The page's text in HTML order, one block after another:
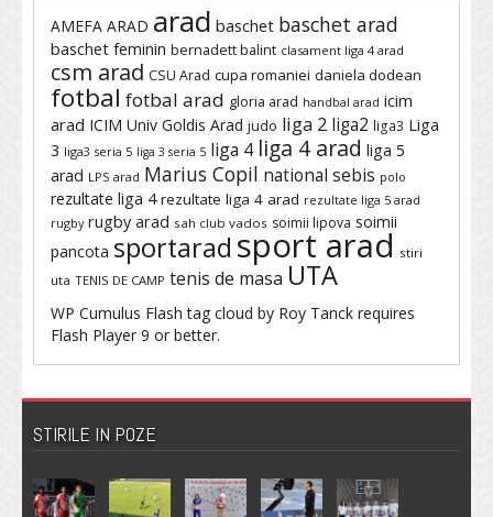
AMEFA ARAD arad baschet baschet arad
baschet feminin bernadett balint clasament liga 4 arad
csm arad CSU Arad cupa romaniei daniela dodean
fotbal fotbal arad gloria arad handbal arad icim
arad ICIM Univ Goldis Arad judo liga 2 liga2 liga3 Liga
3 liga3 seria 5 liga 3 seria 5 liga 4 liga 4 arad liga 5
arad LPS arad Marius Copil national sebis polo
rezultate liga 4 rezultate liga 4 arad rezultate liga 5 arad
rugby rugby arad sah club vados soimii lipova soimii
pancota sportarad sport arad stiri
uta TENIS DE CAMP tenis de masa UTA
WP Cumulus Flash tag cloud by Roy Tanck requires
Flash Player 9 or better.
STIRILE IN POZE